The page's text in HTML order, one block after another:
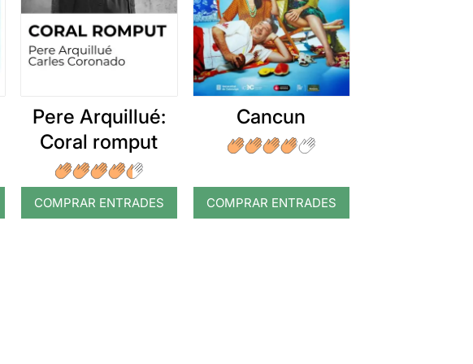
Pere Arquillué:
Coral romput
COMPRAR ENTRADES
Cancun
COMPRAR ENTRADES